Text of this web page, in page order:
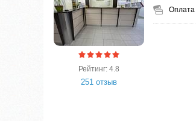
Рейтинг: 4.8
251 отзыв
Оплата